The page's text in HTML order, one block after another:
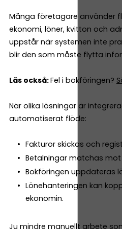
Många företagare använder
ekonomi, löner, kvitton och
uppstår när systemen inte
blir den som måste flytta
Läs också:Fel i bokföringen?
När olika lösningar är
automatiserat flöde:
Fakturor skickas och
Betalningar matchas
Bokföringen uppdateras
Lönehanteringen kan
ekonomin.
Ju mindre manuellt arbete